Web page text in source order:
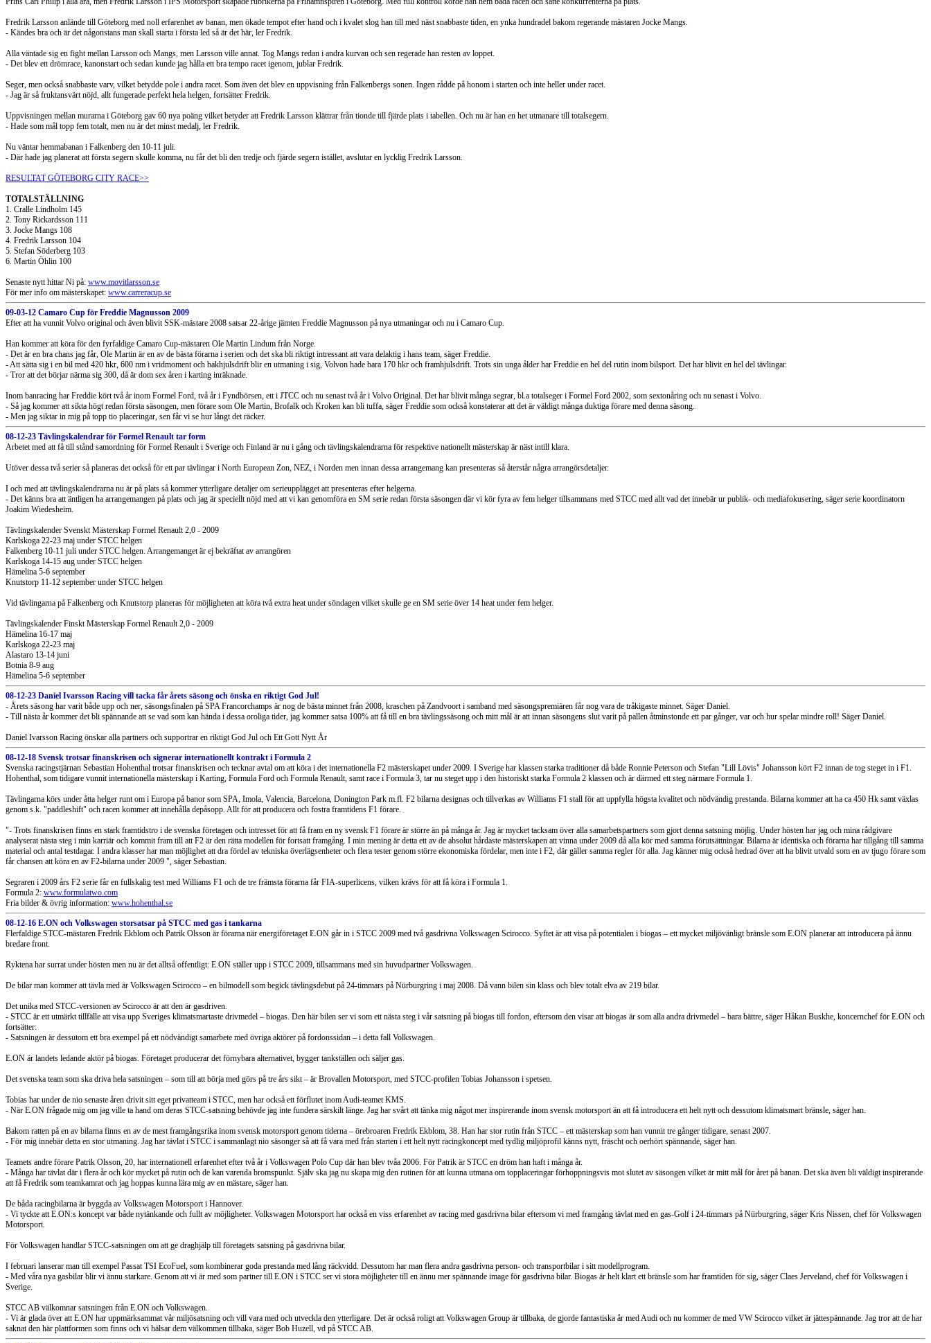
Fredrik Larsson anlände till Göteborg med noll erfarenhet av banan, men ökade tempot efter hand och i kvalet slog han till med näst snabbaste tiden, en ynka hundradel bakom regerande mästaren Jocke Mangs.
- Kändes bra och är det någonstans man skall starta i första led så är det här, ler Fredrik.
Alla väntade sig en fight mellan Larsson och Mangs, men Larsson ville annat. Tog Mangs redan i andra kurvan och sen regerade han resten av loppet.
- Det blev ett drömrace, kanonstart och sedan kunde jag hålla ett bra tempo racet igenom, jublar Fredrik.
Seger, men också snabbaste varv, vilket betydde pole i andra racet. Som även det blev en uppvisning från Falkenbergs sonen. Ingen rådde på honom i starten och inte heller under racet.
- Jag är så fruktansvärt nöjd, allt fungerade perfekt hela helgen, fortsätter Fredrik.
Uppvisningen mellan murarna i Göteborg gav 60 nya poäng vilket betyder att Fredrik Larsson klättrar från tionde till fjärde plats i tabellen. Och nu är han en het utmanare till totalsegern.
- Hade som mål topp fem totalt, men nu är det minst medalj, ler Fredrik.
Nu väntar hemmabanan i Falkenberg den 10-11 juli.
- Där hade jag planerat att första segern skulle komma, nu får det bli den tredje och fjärde segern istället, avslutar en lycklig Fredrik Larsson.
RESULTAT GÖTEBORG CITY RACE>>
TOTALSTÄLLNING
1. Cralle Lindholm 145
2. Tony Rickardsson 111
3. Jocke Mangs 108
4. Fredrik Larsson 104
5. Stefan Söderberg 103
6. Martin Öhlin 100
Senaste nytt hittar Ni på: www.movitlarsson.se
För mer info om mästerskapet: www.carreracup.se
09-03-12 Camaro Cup för Freddie Magnusson 2009
Efter att ha vunnit Volvo original och även blivit SSK-mästare 2008 satsar 22-årige jämten Freddie Magnusson på nya utmaningar och nu i Camaro Cup.
Han kommer att köra för den fyrfaldige Camaro Cup-mästaren Ole Martin Lindum från Norge.
- Det är en bra chans jag får, Ole Martin är en av de bästa förarna i serien och det ska bli riktigt intressant att vara delaktig i hans team, säger Freddie.
- Att sätta sig i en bil med 420 hkr, 600 nm i vridmoment och bakhjulsdrift blir en utmaning i sig, Volvon hade bara 170 hkr och framhjulsdrift. Trots sin unga ålder har Freddie en hel del rutin inom bilsport. Det har blivit en hel del tävlingar.
- Tror att det börjar närma sig 300, då är dom sex åren i karting inräknade.
Inom banracing har Freddie kört två år inom Formel Ford, två år i Fyndbörsen, ett i JTCC och nu senast två år i Volvo Original. Det har blivit många segrar, bl.a totalseger i Formel Ford 2002, som sextonåring och nu senast i Volvo.
- Så jag kommer att sikta högt redan första säsongen, men förare som Ole Martin, Brofalk och Kroken kan bli tuffa, säger Freddie som också konstaterar att det är väldigt många duktiga förare med denna säsong.
- Men jag siktar in mig på topp tio placeringar, sen får vi se hur långt det räcker.
08-12-23 Tävlingskalendrar för Formel Renault tar form
Arbetet med att få till stånd samordning för Formel Renault i Sverige och Finland är nu i gång och tävlingskalendrarna för respektive nationellt mästerskap är näst intill klara.
Utöver dessa två serier så planeras det också för ett par tävlingar i North European Zon, NEZ, i Norden men innan dessa arrangemang kan presenteras så återstår några arrangörsdetaljer.
I och med att tävlingskalendrarna nu är på plats så kommer ytterligare detaljer om serieupplägget att presenteras efter helgerna.
- Det känns bra att äntligen ha arrangemangen på plats och jag är speciellt nöjd med att vi kan genomföra en SM serie redan första säsongen där vi kör fyra av fem helger tillsammans med STCC med allt vad det innebär ur publik- och mediafokusering, säger serie koordinatorn
Joakim Wiedesheim.
Tävlingskalender Svenskt Mästerskap Formel Renault 2,0 - 2009
Karlskoga 22-23 maj under STCC helgen
Falkenberg 10-11 juli under STCC helgen. Arrangemanget är ej bekräftat av arrangören
Karlskoga 14-15 aug under STCC helgen
Hämelina 5-6 september
Knutstorp 11-12 september under STCC helgen
Vid tävlingarna på Falkenberg och Knutstorp planeras för möjligheten att köra två extra heat under söndagen vilket skulle ge en SM serie över 14 heat under fem helger.
Tävlingskalender Finskt Mästerskap Formel Renault 2,0 - 2009
Hämelina 16-17 maj
Karlskoga 22-23 maj
Alastaro 13-14 juni
Botnia 8-9 aug
Hämelina 5-6 september
08-12-23 Daniel Ivarsson Racing vill tacka får årets säsong och önska en riktigt God Jul!
- Årets säsong har varit både upp och ner, säsongsfinalen på SPA Francorchamps är nog de bästa minnet från 2008, kraschen på Zandvoort i samband med säsongspremiären får nog vara de tråkigaste minnet. Säger Daniel.
- Till nästa år kommer det bli spännande att se vad som kan hända i dessa oroliga tider, jag kommer satsa 100% att få till en bra tävlingssäsong och mitt mål är att innan säsongens slut varit på pallen åtminstonde ett par gånger, var och hur spelar mindre roll! Säger Daniel.
Daniel Ivarsson Racing önskar alla partners och supportrar en riktigt God Jul och Ett Gott Nytt År
08-12-18 Svensk trotsar finanskrisen och signerar internationellt kontrakt i Formula 2
Svenska racingstjärnan Sebastian Hohenthal trotsar finanskrisen och tecknar avtal om att köra i det internationella F2 mästerskapet under 2009. I Sverige har klassen starka traditioner då både Ronnie Peterson och Stefan "Lill Lövis" Johansson kört F2 innan de tog steget in i F1.
Hohenthal, som tidigare vunnit internationella mästerskap i Karting, Formula Ford och Formula Renault, samt race i Formula 3, tar nu steget upp i den historiskt starka Formula 2 klassen och är därmed ett steg närmare Formula 1.
Tävlingarna körs under åtta helger runt om i Europa på banor som SPA, Imola, Valencia, Barcelona, Donington Park m.fl. F2 bilarna designas och tillverkas av Williams F1 stall för att uppfylla högsta kvalitet och nödvändig prestanda. Bilarna kommer att ha ca 450 Hk samt växlas
genom s.k. "paddleshift" och racen kommer att innehålla depåsopp. Allt för att producera och fostra framtidens F1 förare.
"- Trots finanskrisen finns en stark framtidstro i de svenska företagen och intresset för att få fram en ny svensk F1 förare är större än på många år. Jag är mycket tacksam över alla samarbetspartners som gjort denna satsning möjlig. Under hösten har jag och mina rådgivare
analyserat nästa steg i min karriär och kommit fram till att F2 är den rätta modellen för fortsatt framgång. I min mening är detta ett av de absolut hårdaste mästerskapen att vinna under 2009 då alla kör med samma förutsättningar. Bilarna är identiska och förarna har tillgång till samma
material och antal testdagar. I andra klasser har man möjlighet att dra fördel av tekniska överlägsenheter och flera tester genom större ekonomiska fördelar, men inte i F2, där gäller samma regler för alla. Jag känner mig också hedrad över att ha blivit utvald som en av tjugo förare som
får chansen att köra en av F2-bilarna under 2009 ", säger Sebastian.
Segraren i 2009 års F2 serie får en fullskalig test med Williams F1 och de tre främsta förarna får FIA-superlicens, vilken krävs för att få köra i Formula 1.
Formula 2: www.formulatwo.com
Fria bilder & övrig information: www.hohenthal.se
08-12-16 E.ON och Volkswagen storsatsar på STCC med gas i tankarna
Flerfaldige STCC-mästaren Fredrik Ekblom och Patrik Olsson är förarna när energiföretaget E.ON går in i STCC 2009 med två gasdrivna Volkswagen Scirocco. Syftet är att visa på potentialen i biogas – ett mycket miljövänligt bränsle som E.ON planerar att introducera på ännu
bredare front.
Ryktena har surrat under hösten men nu är det alltså offentligt: E.ON ställer upp i STCC 2009, tillsammans med sin huvudpartner Volkswagen.
De bilar man kommer att tävla med är Volkswagen Scirocco – en bilmodell som begick tävlingsdebut på 24-timmars på Nürburgring i maj 2008. Då vann bilen sin klass och blev totalt elva av 219 bilar.
Det unika med STCC-versionen av Scirocco är att den är gasdriven.
- STCC är ett utmärkt tillfälle att visa upp Sveriges klimatsmartaste drivmedel – biogas. Den här bilen ser vi som ett nästa steg i vår satsning på biogas till fordon, eftersom den visar att biogas är som alla andra drivmedel – bara bättre, säger Håkan Buskhe, koncernchef för E.ON och
fortsätter:
- Satsningen är dessutom ett bra exempel på ett nödvändigt samarbete med övriga aktörer på fordonssidan – i detta fall Volkswagen.
E.ON är landets ledande aktör på biogas. Företaget producerar det förnybara alternativet, bygger tankställen och säljer gas.
Det svenska team som ska driva hela satsningen – som till att börja med görs på tre års sikt – är Brovallen Motorsport, med STCC-profilen Tobias Johansson i spetsen.
Tobias har under de nio senaste åren drivit sitt eget privatteam i STCC, men har också ett förflutet inom Audi-teamet KMS.
- När E.ON frågade mig om jag ville ta hand om deras STCC-satsning behövde jag inte fundera särskilt länge. Jag har svårt att tänka mig något mer inspirerande inom svensk motorsport än att få introducera ett helt nytt och dessutom klimatsmart bränsle, säger han.
Bakom ratten på en av bilarna finns en av de mest framgångsrika inom svensk motorsport genom tiderna – örebroaren Fredrik Ekblom, 38. Han har stor rutin från STCC – ett mästerskap som han vunnit tre gånger tidigare, senast 2007.
- För mig innebär detta en stor utmaning. Jag har tävlat i STCC i sammanlagt nio säsonger så att få vara med från starten i ett helt nytt racingkoncept med tydlig miljöprofil känns nytt, fräscht och oerhört spännande, säger han.
Teamets andre förare Patrik Olsson, 20, har internationell erfarenhet efter två år i Volkswagen Polo Cup där han blev tvåa 2006. För Patrik är STCC en dröm han haft i många år.
- Många har tävlat där i flera år och kör mycket på rutin och de kan varenda bromspunkt. Själv ska jag nu skapa mig den rutinen för att kunna utmana om topplaceringar förhoppningsvis mot slutet av säsongen vilket är mitt mål för året på banan. Det ska även bli väldigt inspirerande
att få Fredrik som teamkamrat och jag hoppas kunna lära mig av en mästare, säger han.
De båda racingbilarna är byggda av Volkswagen Motorsport i Hannover.
- Vi tyckte att E.ON:s koncept var både nytänkande och fullt av möjligheter. Volkswagen Motorsport har också en viss erfarenhet av racing med gasdrivna bilar eftersom vi med framgång tävlat med en gas-Golf i 24-timmars på Nürburgring, säger Kris Nissen, chef för Volkswagen
Motorsport.
För Volkswagen handlar STCC-satsningen om att ge draghjälp till företagets satsning på gasdrivna bilar.
I februari lanserar man till exempel Passat TSI EcoFuel, som kombinerar goda prestanda med lång räckvidd. Dessutom har man flera andra gasdrivna person- och transportbilar i sitt modellprogram.
- Med våra nya gasbilar blir vi ännu starkare. Genom att vi är med som partner till E.ON i STCC ser vi stora möjligheter till en ännu mer spännande image för gasdrivna bilar. Biogas är helt klart ett bränsle som har framtiden för sig, säger Claes Jerveland, chef för Volkswagen i
Sverige.
STCC AB välkomnar satsningen från E.ON och Volkswagen.
- Vi är glada över att E.ON har uppmärksammat vår miljösatsning och vill vara med och utveckla den ytterligare. Det är också roligt att Volkswagen Group är tillbaka, de gjorde fantastiska år med Audi och nu kommer de med VW Scirocco vilket är jättespännande. Jag tror att de har
saknat den här plattformen som finns och vi hälsar dem välkommen tillbaka, säger Bob Huzell, vd på STCC AB.